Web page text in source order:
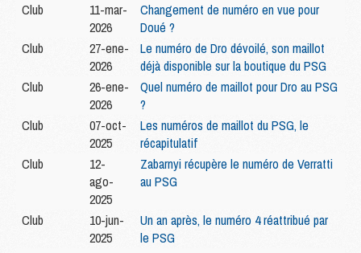
Club
11-mar-
2026
Changement de numéro en vue pour
Doué ?
Club
27-ene-
2026
Le numéro de Dro dévoilé, son maillot
déjà disponible sur la boutique du PSG
Club
26-ene-
2026
Quel numéro de maillot pour Dro au PSG
?
Club
07-oct-
2025
Les numéros de maillot du PSG, le
récapitulatif
Club
12-
ago-
2025
Zabarnyi récupère le numéro de Verratti
au PSG
Club
10-jun-
2025
Un an après, le numéro 4 réattribué par
le PSG